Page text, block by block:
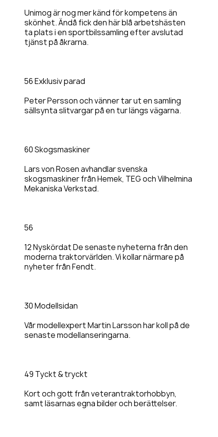
Unimog är nog mer känd för kompetens än
skönhet. Ändå fick den här blå arbetshästen
ta plats i en sportbilssamling efter avslutad
tjänst på åkrarna.
56 Exklusiv parad
Peter Persson och vänner tar ut en samling
sällsynta slitvargar på en tur längs vägarna.
60 Skogsmaskiner
Lars von Rosen avhandlar svenska
skogsmaskiner från Hemek, TEG och Vilhelmina
Mekaniska Verkstad.
56
12 Nyskördat De senaste nyheterna från den
moderna traktorvärlden. Vi kollar närmare på
nyheter från Fendt.
30 Modellsidan
Vår modellexpert Martin Larsson har koll på de
senaste modellanseringarna.
49 Tyckt & tryckt
Kort och gott från veterantraktorhobbyn,
samt läsarnas egna bilder och berättelser.